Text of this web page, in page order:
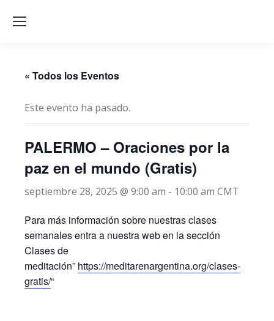
« Todos los Eventos
Este evento ha pasado.
PALERMO – Oraciones por la
paz en el mundo (Gratis)
septiembre 28, 2025 @ 9:00 am - 10:00 am CMT
Para más información sobre nuestras clases
semanales entra a nuestra web en la sección
Clases de
meditación” https://meditarenargentina.org/clases-
gratis/“